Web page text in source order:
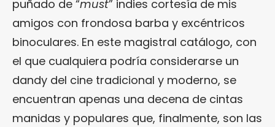
puñado de “must” indies cortesía de mis
amigos con frondosa barba y excéntricos
binoculares. En este magistral catálogo, con
el que cualquiera podría considerarse un
dandy del cine tradicional y moderno, se
encuentran apenas una decena de cintas
manidas y populares que, finalmente, son las